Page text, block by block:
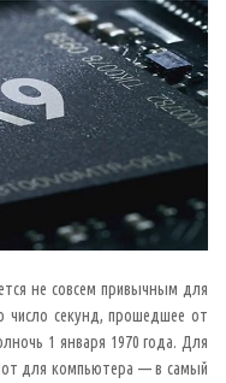
не совсем привычным для
число секунд, прошедшее от
1 января 1970 года. Для
для компьютера — в самый